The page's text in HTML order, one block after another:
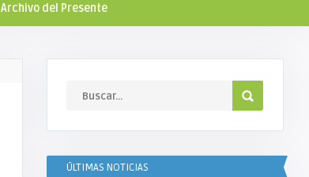
Archivo del Presente
ÚLTIMAS NOTICIAS